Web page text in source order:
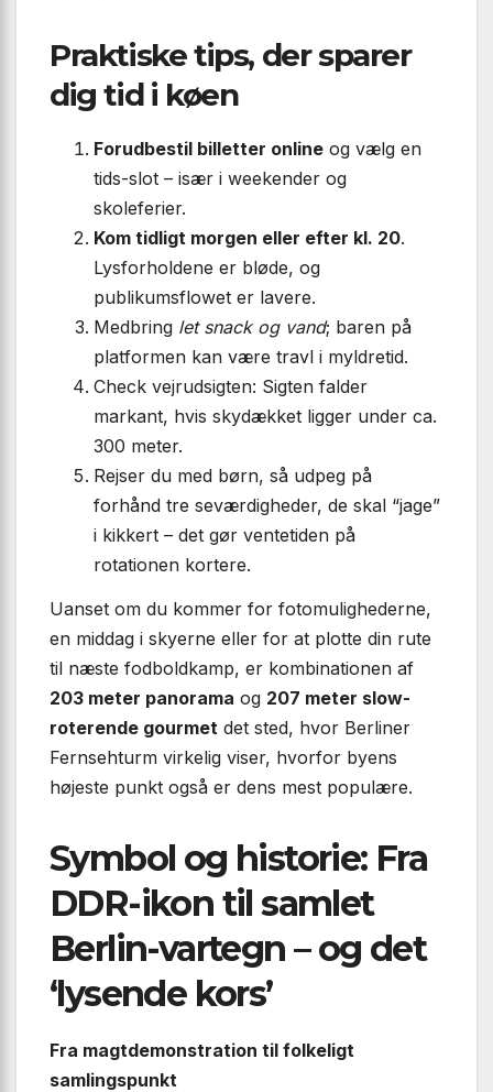
Praktiske tips, der sparer
dig tid i køen
Forudbestil billetter online og vælg en
tids-slot – især i weekender og
skoleferier.
Kom tidligt morgen eller efter kl. 20.
Lysforholdene er bløde, og
publikumsflowet er lavere.
Medbring let snack og vand; baren på
platformen kan være travl i myldretid.
Check vejrudsigten: Sigten falder
markant, hvis skydækket ligger under ca.
300 meter.
Rejser du med børn, så udpeg på
forhånd tre seværdigheder, de skal “jage”
i kikkert – det gør ventetiden på
rotationen kortere.
Uanset om du kommer for fotomulighederne,
en middag i skyerne eller for at plotte din rute
til næste fodboldkamp, er kombinationen af
203 meter panorama og 207 meter slow-
roterende gourmet det sted, hvor Berliner
Fernsehturm virkelig viser, hvorfor byens
højeste punkt også er dens mest populære.
Symbol og historie: Fra
DDR-ikon til samlet
Berlin-vartegn – og det
‘lysende kors’
Fra magtdemonstration til folkeligt
samlingspunkt